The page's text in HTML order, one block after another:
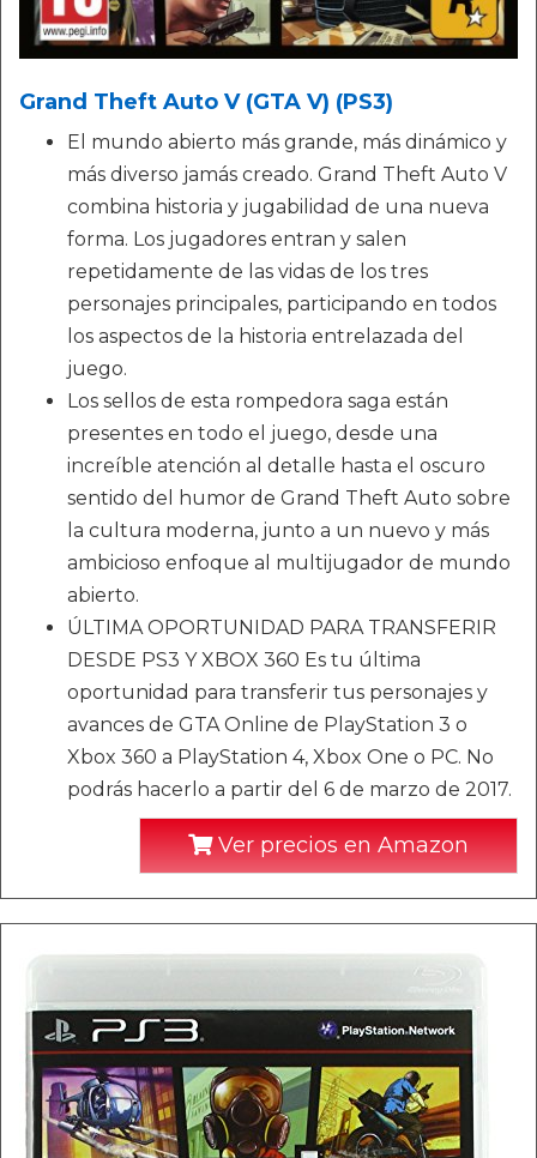
Grand Theft Auto V (GTA V) (PS3)
El mundo abierto más grande, más dinámico y
más diverso jamás creado. Grand Theft Auto V
combina historia y jugabilidad de una nueva
forma. Los jugadores entran y salen
repetidamente de las vidas de los tres
personajes principales, participando en todos
los aspectos de la historia entrelazada del
juego.
Los sellos de esta rompedora saga están
presentes en todo el juego, desde una
increíble atención al detalle hasta el oscuro
sentido del humor de Grand Theft Auto sobre
la cultura moderna, junto a un nuevo y más
ambicioso enfoque al multijugador de mundo
abierto.
ÚLTIMA OPORTUNIDAD PARA TRANSFERIR
DESDE PS3 Y XBOX 360 Es tu última
oportunidad para transferir tus personajes y
avances de GTA Online de PlayStation 3 o
Xbox 360 a PlayStation 4, Xbox One o PC. No
podrás hacerlo a partir del 6 de marzo de 2017.
Ver precios en Amazon